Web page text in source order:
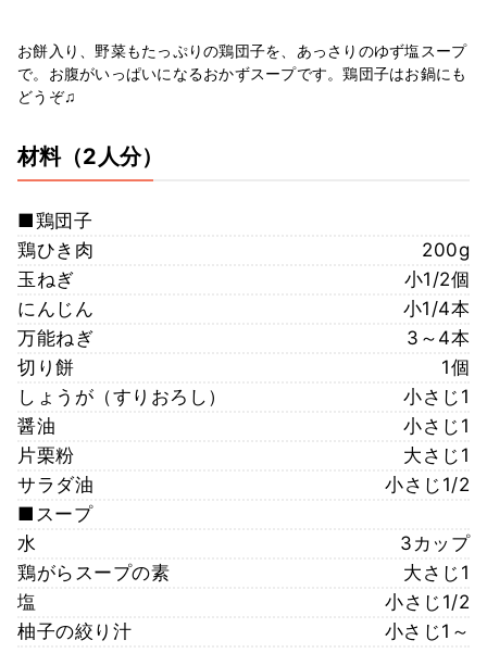
お餅入り、野菜もたっぷりの鶏団子を、あっさりのゆず塩スープ
で。お腹がいっぱいになるおかずスープです。鶏団子はお鍋にも
どうぞ♫
材料（2人分）
■鶏団子
鶏ひき肉
200g
玉ねぎ
小1/2個
にんじん
小1/4本
万能ねぎ
3～4本
切り餅
1個
しょうが（すりおろし）
小さじ1
醤油
小さじ1
片栗粉
大さじ1
サラダ油
小さじ1/2
■スープ
水
3カップ
鶏がらスープの素
大さじ1
塩
小さじ1/2
柚子の絞り汁
小さじ1～